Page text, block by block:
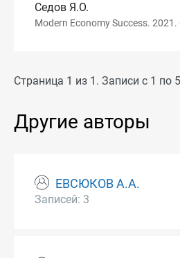
Седов Я.О.
Modern Economy Success. 2021.
Страница 1 из 1. Записи с 1 по
Другие авторы
ЕВСЮКОВ А.А.
Записей: 3